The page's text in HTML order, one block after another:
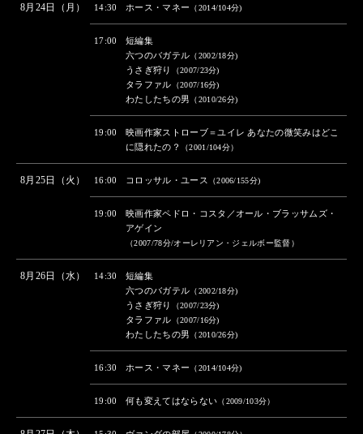
8月24日（月） 14:30 ホース・マネー （2014/104分)
17:00
短編集
六つのバガテル （2002/18分)
うさぎ狩り （2007/23分)
タラファル （2007/16分)
わたしたちの男 （2010/26分)
19:00
映画作家ストローブ＝ユイレ あなたの微笑みはどこ
に隠れたの？
（2001/104分）
8月25日（火） 16:00 コロッサル・ユース （2006/155分)
19:00
映画作家ペドロ・コスタ／オール・ブラッサムズ・
アゲイン
（2007/78分/オーレリアン・ジェルボー監督）
8月26日（水） 14:30
短編集
六つのバガテル （2002/18分)
うさぎ狩り （2007/23分)
タラファル （2007/16分)
わたしたちの男 （2010/26分)
16:30 ホース・マネー （2014/104分)
19:00 何も変えてはならない （2009/103分）